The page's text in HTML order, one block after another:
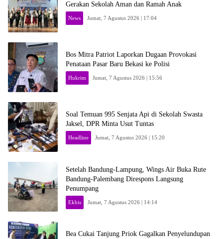
Gerakan Sekolah Aman dan Ramah Anak
News Jumat, 7 Agustus 2026 | 17:04
Bos Mitra Patriot Laporkan Dugaan Provokasi
Penataan Pasar Baru Bekasi ke Polisi
Hukrim Jumat, 7 Agustus 2026 | 15:56
Soal Temuan 995 Senjata Api di Sekolah Swasta
Jaksel, DPR Minta Usut Tuntas
Headline Jumat, 7 Agustus 2026 | 15:20
Setelah Bandung-Lampung, Wings Air Buka Rute
Bandung-Palembang Direspons Langsung
Penumpang
Ekbis Jumat, 7 Agustus 2026 | 14:14
Bea Cukai Tanjung Priok Gagalkan Penyelundupan